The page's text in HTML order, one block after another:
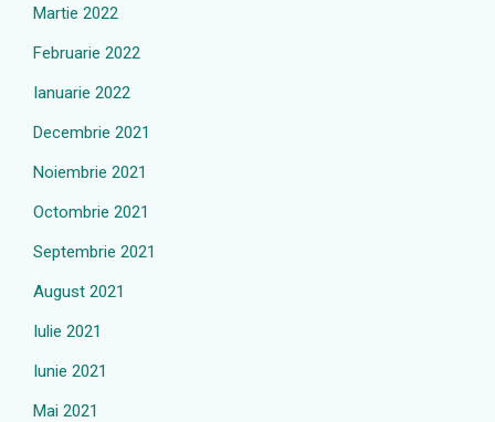
Martie 2022
Februarie 2022
Ianuarie 2022
Decembrie 2021
Noiembrie 2021
Octombrie 2021
Septembrie 2021
August 2021
Iulie 2021
Iunie 2021
Mai 2021